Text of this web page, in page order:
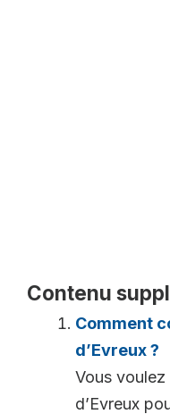
Contenu
Comment
d’Evreux ?
Vous
d’Evreux